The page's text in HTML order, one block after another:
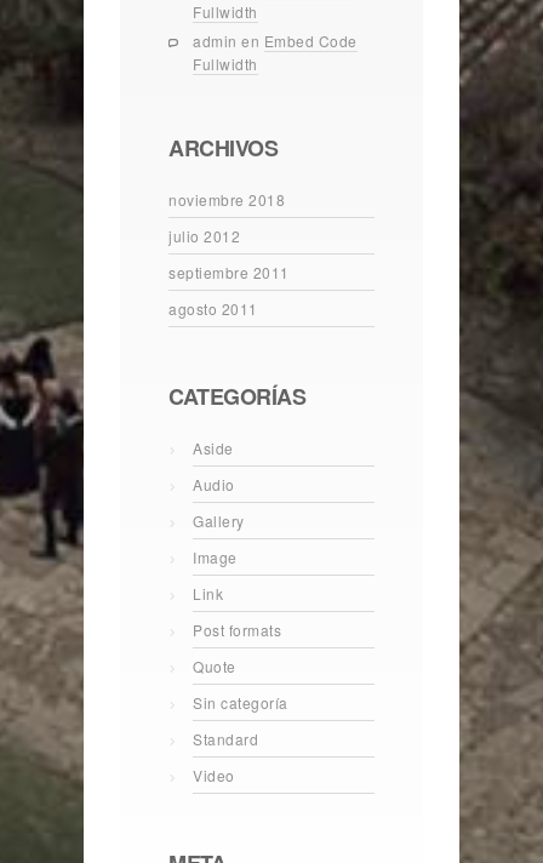
Fullwidth
admin en Embed Code
Fullwidth
ARCHIVOS
noviembre 2018
julio 2012
septiembre 2011
agosto 2011
CATEGORÍAS
Aside
Audio
Gallery
Image
Link
Post formats
Quote
Sin categoría
Standard
Video